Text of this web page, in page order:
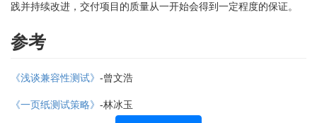
践并持续改进，交付项目的质量从一开始会得到一定程度的保证。
参考
《浅谈兼容性测试》 -曾文浩
《一页纸测试策略》 -林冰玉